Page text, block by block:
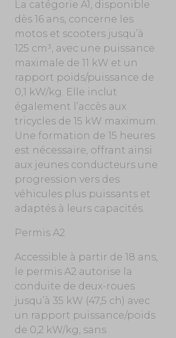
La catégorie A1, disponible
dès 16 ans, concerne les
motos et scooters jusqu’à
125 cm³, avec une puissance
maximale de 11 kW et un
rapport poids/puissance de
0,1 kW/kg. Elle inclut
également l’accès aux
tricycles de 15 kW maximum.
Une formation de 15 heures
est nécessaire, offrant ainsi
aux jeunes conducteurs une
progression vers des
véhicules plus puissants et
adaptés à leurs capacités.
Permis A2
Accessible à partir de 18 ans,
le permis A2 autorise la
conduite de deux-roues
jusqu’à 35 kW (47,5 ch) avec
un rapport puissance/poids
de 0,2 kW/kg, sans